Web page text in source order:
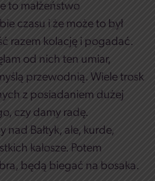
to małżeństwo
czasu i że może to był
razem kolację i pogadać.
od nich ten umiar,
przewodnią. Wiele trosk
z posiadaniem dużej
czy damy radę.
nad Bałtyk, ale, kurde,
kalosze. Potem
będą biegać na bosaka.